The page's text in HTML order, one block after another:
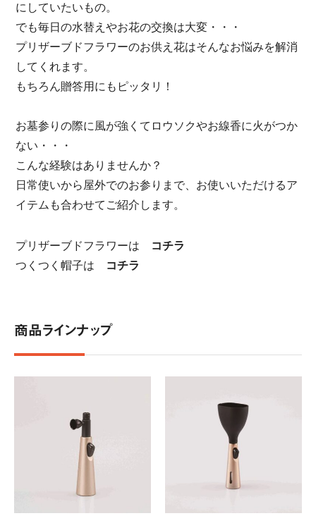
にしていたいもの。
でも毎日の水替えやお花の交換は大変・・・
プリザーブドフラワーのお供え花はそんなお悩みを解消
してくれます。
もちろん贈答用にもピッタリ！
お墓参りの際に風が強くてロウソクやお線香に火がつか
ない・・・
こんな経験はありませんか？
日常使いから屋外でのお参りまで、お使いいただけるア
イテムも合わせてご紹介します。
プリザーブドフラワーは コチラ
つくつく帽子は コチラ
商品ラインナップ